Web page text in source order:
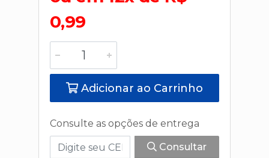
0,99
Adicionar ao Carrinho
Consulte as opções de entrega
Consultar